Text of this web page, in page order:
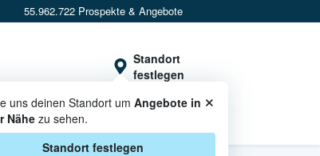
55.962.722 Prospekte & Angebote
Standort
festlegen
uns deinen Standort umAngebote in
Nähezu sehen.
Standort festlegen
×
CASHBACK